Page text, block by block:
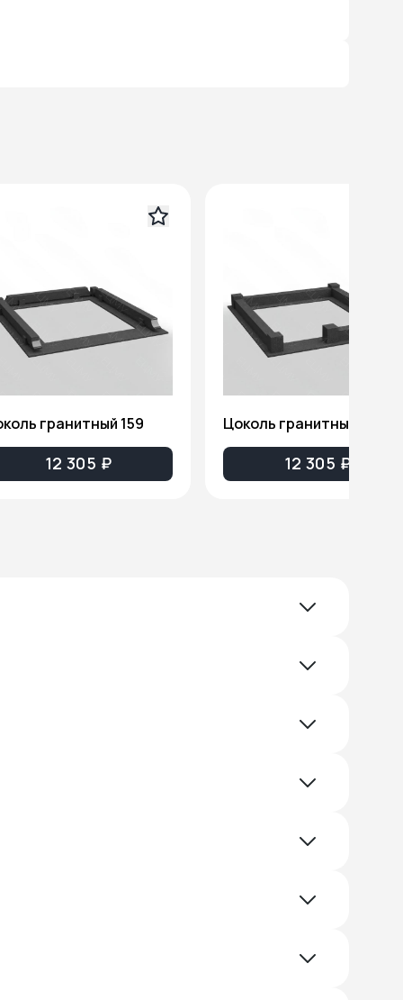
гранитный 159
12 305 ₽
Цоколь гранитный 160
12 305 ₽